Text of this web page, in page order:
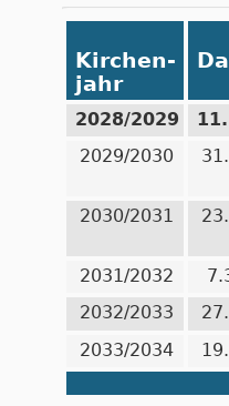
Kirchen-
jahr
2028/2029
2029/2030
2030/2031
2031/2032
2032/2033
2033/2034